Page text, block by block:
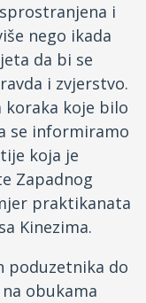
i
nego ikada
da bi se
i zvjerstvo.
koraka koje bilo
se informiramo
koja je
Zapadnog
praktikanata
Kinezima.
poduzetnika do
obukama